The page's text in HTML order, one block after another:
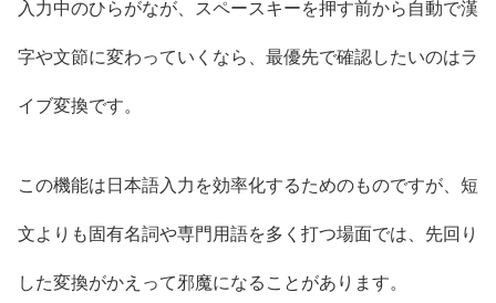
入力中のひらがなが、スペースキーを押す前から自動で漢
字や文節に変わっていくなら、最優先で確認したいのはラ
イブ変換です。
この機能は日本語入力を効率化するためのものですが、短
文よりも固有名詞や専門用語を多く打つ場面では、先回り
した変換がかえって邪魔になることがあります。